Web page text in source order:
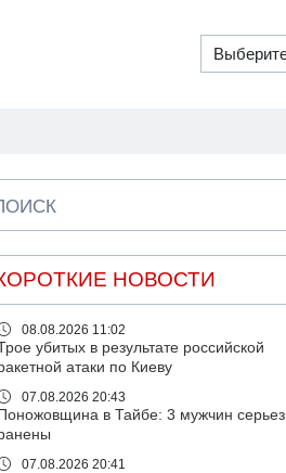
НОВОСТИ
08.08.2026 11:02
убитых в результате российской
атаки по Киеву
07.08.2026 20:43
Поножовщина в Тайбе: 3 мужчин
07.08.2026 20:41